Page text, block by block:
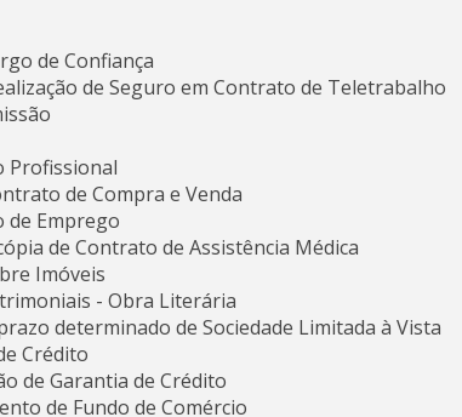
de Confiança
de Seguro em Contrato de Teletrabalho
Profissional
de Compra e Venda
de Emprego
de Contrato de Assistência Médica
Imóveis
- Obra Literária
determinado de Sociedade Limitada à Vista
Crédito
de Garantia de Crédito
de Fundo de Comércio